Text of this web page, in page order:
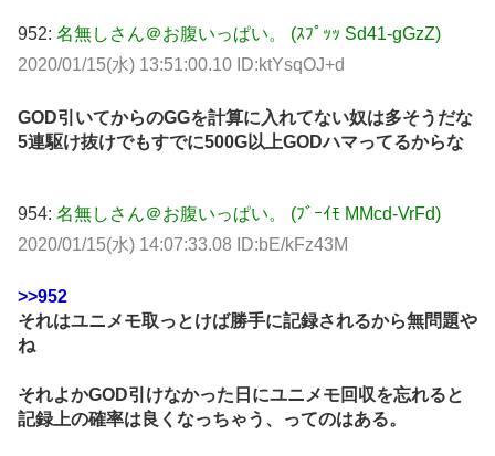
952: 名無しさん＠お腹いっぱい。 (ｽﾌﾟｯｯ Sd41-gGzZ)
2020/01/15(水) 13:51:00.10 ID:ktYsqOJ+d
GOD引いてからのGGを計算に入れてない奴は多そうだな
5連駆け抜けでもすでに500G以上GODハマってるからな
954: 名無しさん＠お腹いっぱい。 (ﾌﾞｰｲﾓ MMcd-VrFd)
2020/01/15(水) 14:07:33.08 ID:bE/kFz43M
>>952
それはユニメモ取っとけば勝手に記録されるから無問題や
ね
それよかGOD引けなかった日にユニメモ回収を忘れると
記録上の確率は良くなっちゃう、ってのはある。